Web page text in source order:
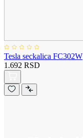
Tesla seckalica FC302W
1.692 RSD